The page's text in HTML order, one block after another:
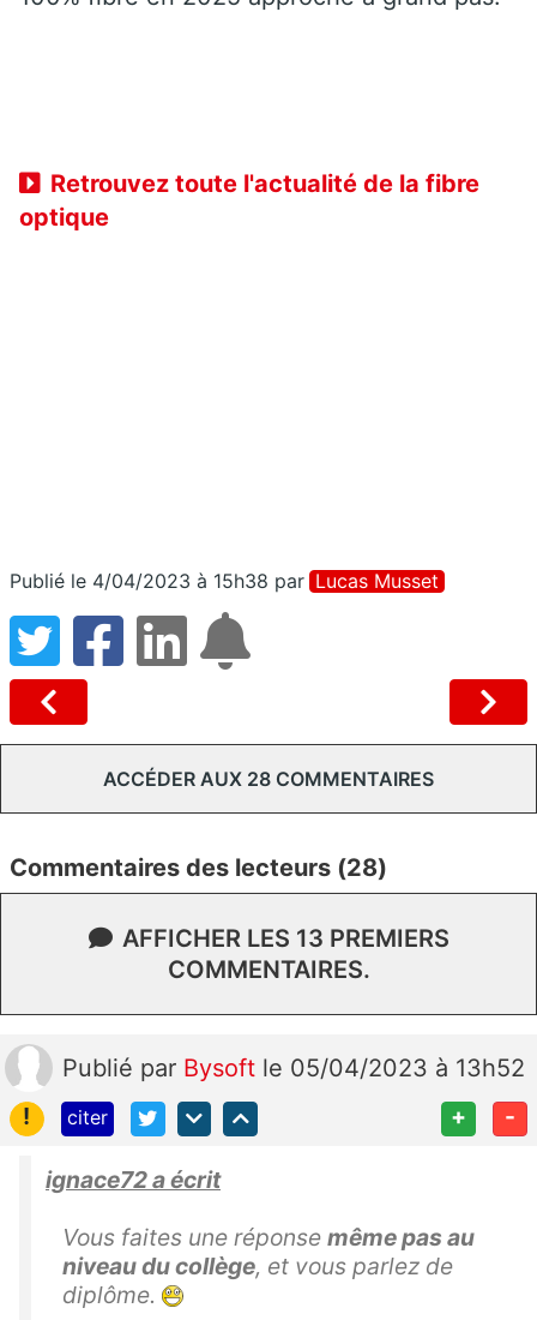
Retrouvez toute l'actualité de la fibre
optique
Publié le 4/04/2023 à 15h38 par Lucas Musset
ACCÉDER AUX 28 COMMENTAIRES
Commentaires des lecteurs (28)
AFFICHER LES 13 PREMIERS
COMMENTAIRES.
Publié par Bysoft le 05/04/2023 à 13h52
!
citer + -
ignace72 a écrit
Vous faites une réponse même pas au
niveau du collège, et vous parlez de
diplôme.